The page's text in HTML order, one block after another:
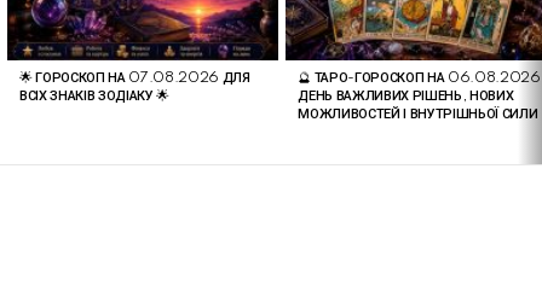
🌟 ГОРОСКОП НА 07.08.2026 ДЛЯ
ВСІХ ЗНАКІВ ЗОДІАКУ 🌟
🔮 ТАРО-ГОРОСКОП НА
ДЕНЬ ВАЖЛИВИХ РІШЕНЬ, НОВИХ
МОЖЛИВОСТЕЙ І ВНУТРІШНЬОЇ СИЛИ